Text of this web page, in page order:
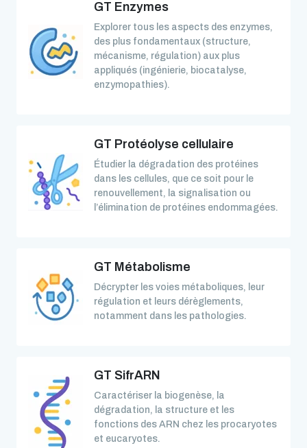
GT Enzymes
Explorer tous les aspects des enzymes,
des plus fondamentaux (structure,
mécanisme, régulation) aux plus
appliqués (ingénierie, biocatalyse,
enzymopathies).
GT Protéolyse cellulaire
Étudier la dégradation des protéines
dans les cellules, que ce soit pour le
renouvellement, la signalisation ou
l’élimination de protéines endommagées.
GT Métabolisme
Décrypter les voies métaboliques, leur
régulation et leurs dérèglements,
notamment dans les pathologies.
GT SifrARN
Caractériser la biogenèse, la
dégradation, la structure et les
fonctions des ARN chez les procaryotes
et eucaryotes.